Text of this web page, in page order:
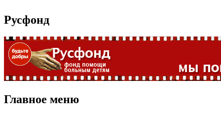
Русфонд
Главное меню